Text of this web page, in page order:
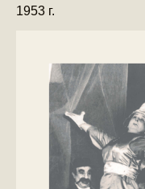
1953 г.